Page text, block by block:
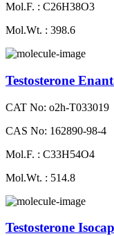
Mol.F. : C26H38O3
Mol.Wt. : 398.6
Testosterone
CAT No: o2h-T033019
CAS No: 162890-98-4
Mol.F. : C33H54O4
Mol.Wt. : 514.8
Testosterone